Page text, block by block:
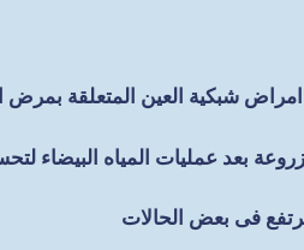
شبكية العين المتعلقة بمرض
بعد عمليات المياه البيضاء
فى بعض الحالات